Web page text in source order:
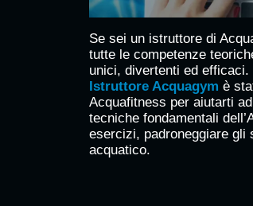
Se sei un istruttore di
tutte le competenze
unici, divertenti ed
Istruttore Acquagym è
Acquafitness per aiutarti
tecniche fondamentali
esercizi, padroneggiare
acquatico.